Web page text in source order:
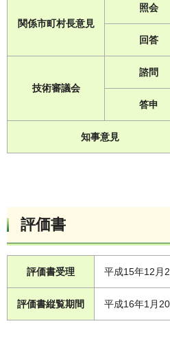
関係市町村長意見
照会
回答
技術審議会
諮問
答申
知事意見
評価書
評価書受理 平成15年12月
評価書縦覧期間 平成16年1月